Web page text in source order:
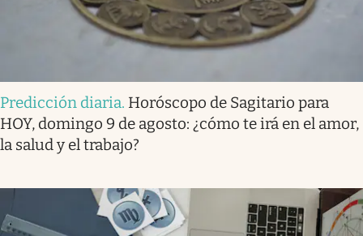
Predicción diaria. Horóscopo de Sagitario para
HOY, domingo 9 de agosto: ¿cómo te irá en el amor,
la salud y el trabajo?